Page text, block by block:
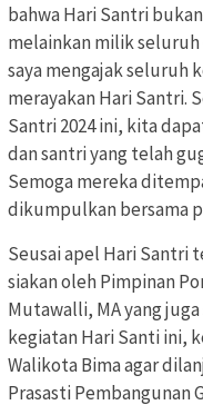
bahwa Hari Santri
melainkan milik seluruh
saya mengajak seluruh
merayakan Hari Santri.
Santri 2024 ini, kita
dan santri yang telah
Semoga mereka
dikumpulkan bersama
Seusai apel Hari Santri
siakan oleh Pimpinan
Mutawalli, MA yang
kegiatan Hari Santi ini,
Walikota Bima agar
Prasasti